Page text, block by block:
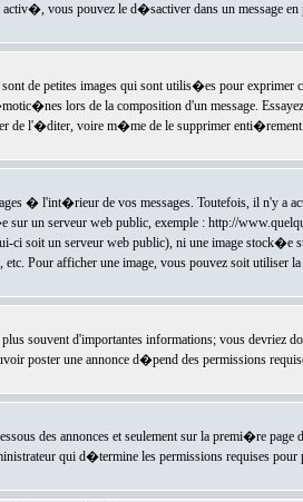
vous pouvez le d�sactiver dans un message en
de petites images qui sont utilis�es pour exprimer
lors de la composition d'un message.
de l'�diter, voire m�me de le supprimer
� l'int�rieur de vos messages. Toutefois, il n'y a
sur un serveur web public, exemple : http://
ci soit un serveur web public), ni une image stock�e
Pour afficher une image, vous pouvez soit
souvent d'importantes informations; vous devriez
poster une annonce d�pend des permissions
des annonces et seulement sur la premi�re
qui d�termine les permissions requises pour